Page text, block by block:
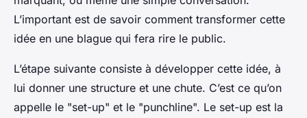
L’important est de savoir comment transformer cette
idée en une blague qui fera rire le public.
L’étape suivante consiste à développer cette idée, à
lui donner une structure et une chute. C’est ce qu’on
appelle le "set-up" et le "punchline". Le set-up est la